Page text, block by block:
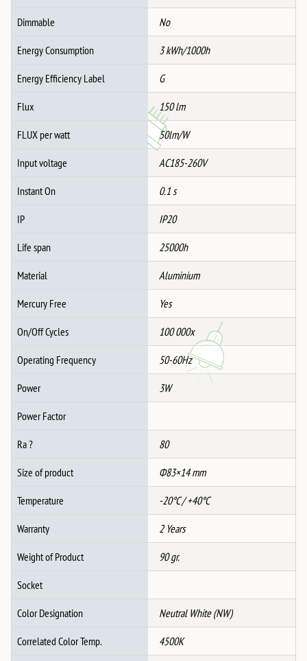
Dimmable No
Energy Consumption 3 kWh/1000h
Energy Efficiency Label G
Flux 150 lm
FLUX per watt 50lm/W
Input voltage AC185-260V
Instant On 0.1 s
IP IP20
Life span 25000h
Material Aluminium
Mercury Free Yes
On/Off Cycles 100 000x
Operating Frequency 50-60Hz
Power 3W
Power Factor
Ra ? 80
Size of product Ф83×14 mm
Temperature -20°C / +40°C
Warranty 2 Years
Weight of Product 90 gr.
Socket
Color Designation Neutral White (NW)
Correlated Color Temp. 4500K